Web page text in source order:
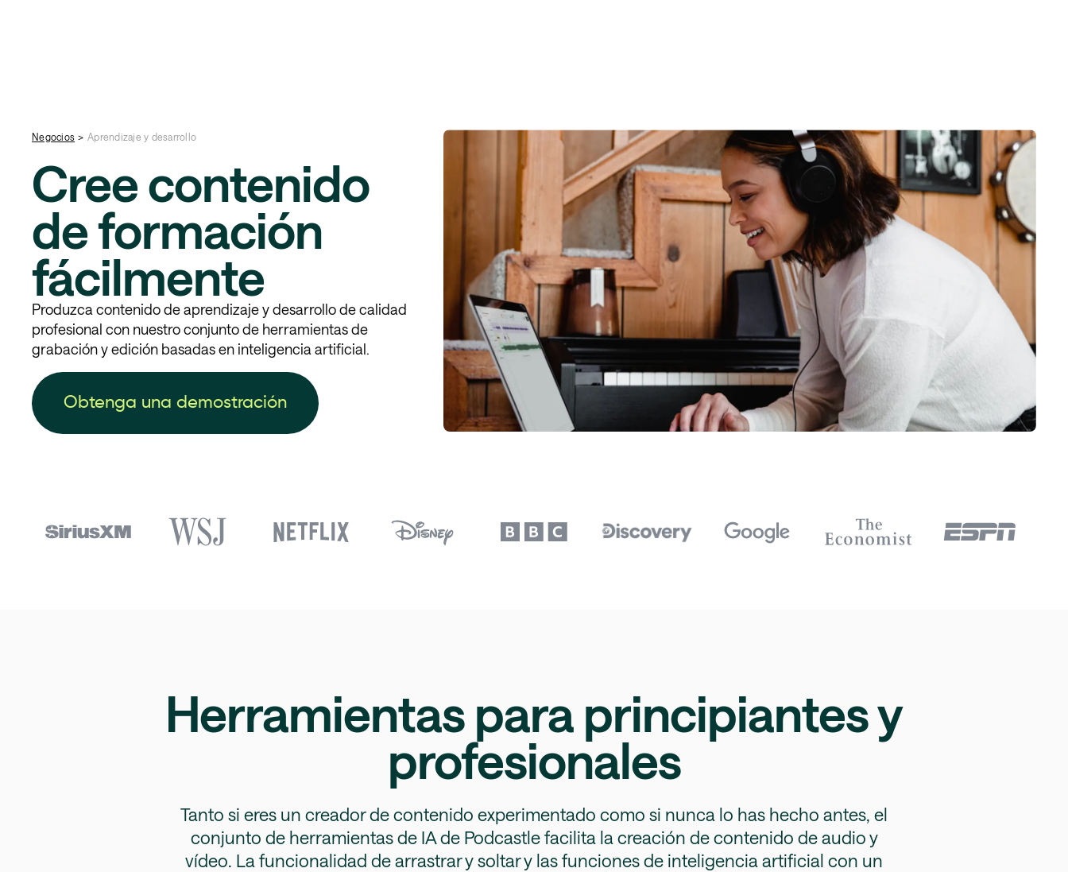
Negocios > Aprendizaje y desarrollo
Cree contenido
de formación
fácilmente
Produzca contenido de aprendizaje y desarrollo de calidad
profesional con nuestro conjunto de herramientas de
grabación y edición basadas en inteligencia artificial.
Obtenga una demostración
Herramientas para principiantes y
profesionales
Tanto si eres un creador de contenido experimentado como si nunca lo has hecho antes, el
conjunto de herramientas de IA de Podcastle facilita la creación de contenido de audio y
vídeo. La funcionalidad de arrastrar y soltar y las funciones de inteligencia artificial con un